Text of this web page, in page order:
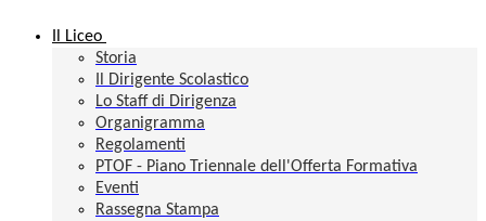
Il Liceo
Storia
Il Dirigente Scolastico
Lo Staff di Dirigenza
Organigramma
Regolamenti
PTOF - Piano Triennale dell'Offerta Formativa
Eventi
Rassegna Stampa